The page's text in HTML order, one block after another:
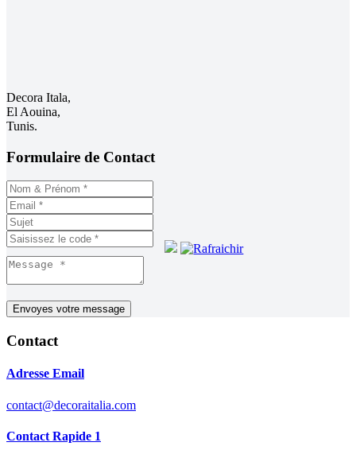
Decora Itala,
El Aouina,
Tunis.
Formulaire de Contact
Contact
Adresse Email
contact@decoraitalia.com
Contact Rapide 1